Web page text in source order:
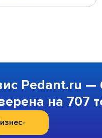
Pedant.ru —
на 707